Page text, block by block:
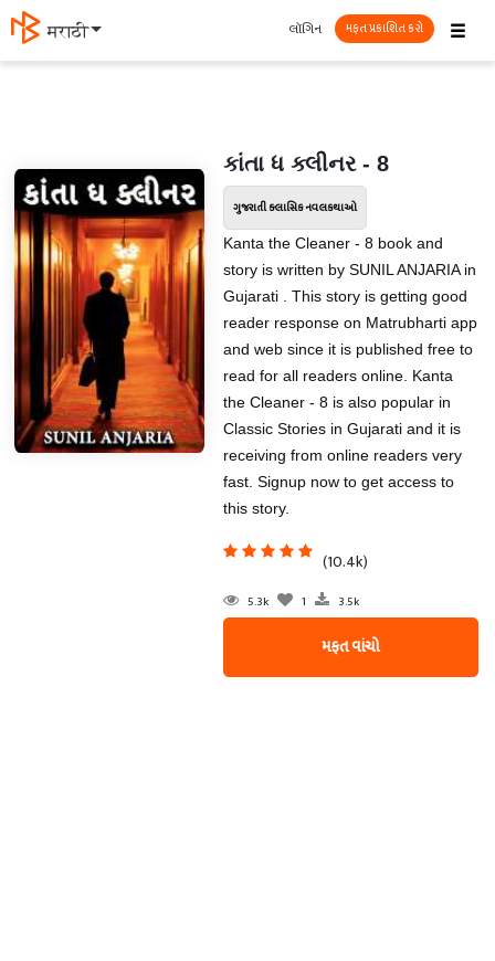
मराठी ☰
લૉગિન મફત પ્રકાશિત કરો
કાંતા ધ ક્લીનર - 8
ગુજરાતી ક્લાસિક નવલકથાઓ
Kanta the Cleaner - 8 book and
story is written by SUNIL ANJARIA in
Gujarati . This story is getting good
reader response on Matrubharti app
and web since it is published free to
read for all readers online. Kanta
the Cleaner - 8 is also popular in
Classic Stories in Gujarati and it is
receiving from online readers very
fast. Signup now to get access to
this story.
(10.4k)
5.3k 1 3.5k
મફત વાંચો